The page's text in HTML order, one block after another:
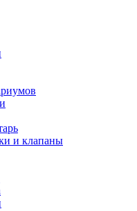
и клапаны